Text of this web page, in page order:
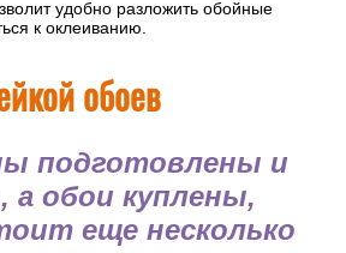
удобно разложить обойные
к оклеиванию.
обоев
подготовлены и
а обои куплены,
еще несколько